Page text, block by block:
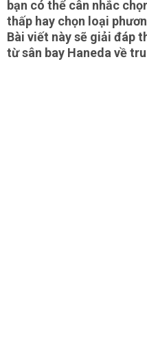
bạn có thể cân nhắc
thấp hay chọn loại
Bài viết này sẽ giải đáp
từ sân bay Haneda về